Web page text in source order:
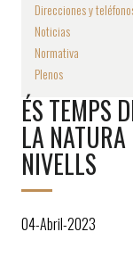
Direcciones y
Noticias
Normativa
Plenos
ÉS TEMPS
LA NATURA
NIVELLS
04-Abril-2023